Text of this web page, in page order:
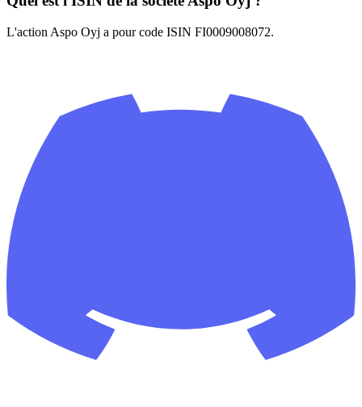
L'action Aspo Oyj a pour code ISIN FI0009008072.